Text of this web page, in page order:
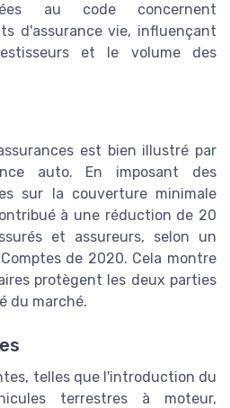
au code concernent
d'assurance vie, influençant
et le volume des
est bien illustré par
auto. En imposant des
sur la couverture minimale
à une réduction de 20
et assureurs, selon un
de 2020. Cela montre
protègent les deux parties
du marché.
telles que l'introduction du
terrestres à moteur,